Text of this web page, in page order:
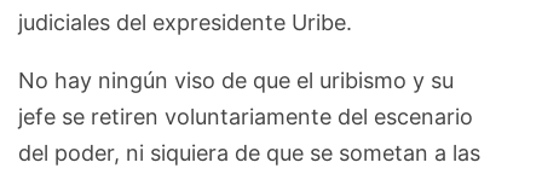
judiciales del expresidente Uribe.
No hay ningún viso de que el uribismo y su
jefe se retiren voluntariamente del escenario
del poder, ni siquiera de que se sometan a las